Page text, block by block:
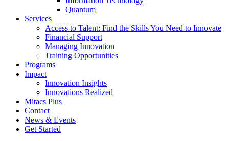
Quantum
Services
Access to Talent: Find the Skills You Need to Innovate
Financial Support
Managing Innovation
Training Opportunities
Programs
Impact
Innovation Insights
Innovations Realized
Mitacs Plus
Contact
News & Events
Get Started